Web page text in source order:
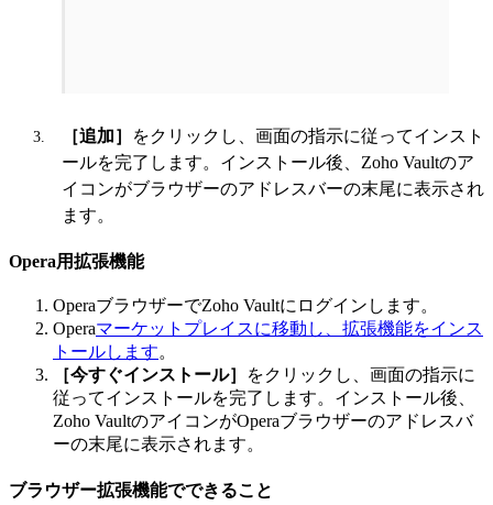
［追加］
をクリックし、画面の指示に従ってインスト
ールを完了します。インストール後、Zoho Vaultのア
イコンがブラウザーのアドレスバーの末尾に表示され
ます。
Opera用拡張機能
OperaブラウザーでZoho Vaultにログインします。
Operaマーケットプレイスに移動し、拡張機能をインス
トールします。
［今すぐインストール］
をクリックし、画面の指示に
従ってインストールを完了します。インストール後、
Zoho VaultのアイコンがOperaブラウザーのアドレスバ
ーの末尾に表示されます。
ブラウザー拡張機能でできること